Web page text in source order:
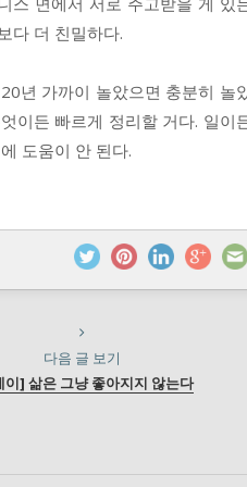
다 더 친밀하다.
년 가까이 놀았으면 충분히 놀
이든 빠르게 정리할 거다. 일이
도움이 안 된다.
다음 글 보기
이] 삶은 그냥 좋아지지 않는다